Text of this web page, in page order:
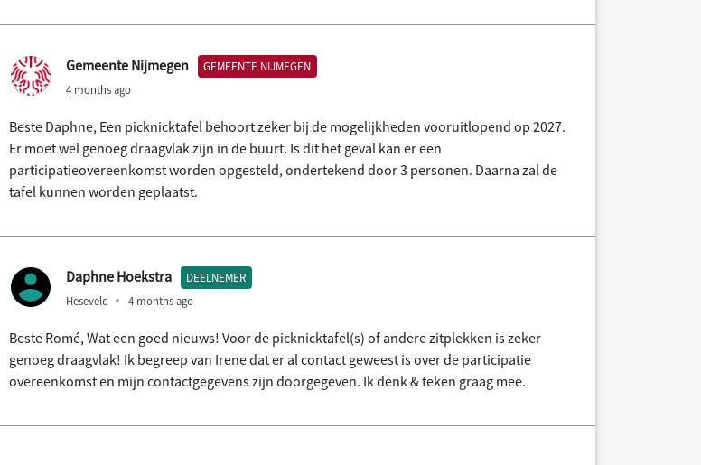
Gemeente Nijmegen GEMEENTE NIJMEGEN
4 months ago
Beste Daphne, Een picknicktafel behoort zeker bij de mogelijkheden vooruitlopend op 2027.
Er moet wel genoeg draagvlak zijn in de buurt. Is dit het geval kan er een
participatieovereenkomst worden opgesteld, ondertekend door 3 personen. Daarna zal de
tafel kunnen worden geplaatst.
Daphne Hoekstra DEELNEMER
Heseveld 4 months ago
Beste Romé, Wat een goed nieuws! Voor de picknicktafel(s) of andere zitplekken is zeker
genoeg draagvlak! Ik begreep van Irene dat er al contact geweest is over de participatie
overeenkomst en mijn contactgegevens zijn doorgegeven. Ik denk & teken graag mee.